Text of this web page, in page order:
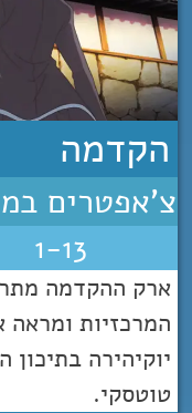
הקדמה
צ'אפטרים
1-13
ארק ההקדמה
המרכזיות
יוקיהירה בתיכון
טוטסקי.